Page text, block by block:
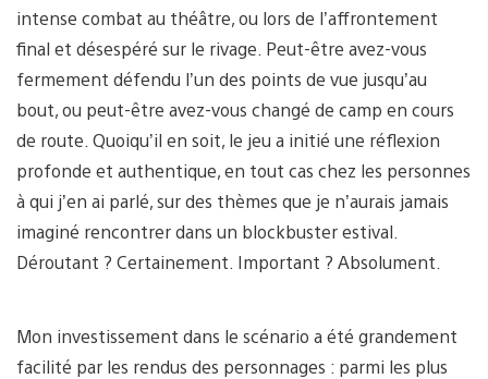
intense combat au théâtre, ou lors de l’affrontement
final et désespéré sur le rivage. Peut-être avez-vous
fermement défendu l’un des points de vue jusqu’au
bout, ou peut-être avez-vous changé de camp en cours
de route. Quoiqu’il en soit, le jeu a initié une réflexion
profonde et authentique, en tout cas chez les personnes
à qui j’en ai parlé, sur des thèmes que je n’aurais jamais
imaginé rencontrer dans un blockbuster estival.
Déroutant ? Certainement. Important ? Absolument.
Mon investissement dans le scénario a été grandement
facilité par les rendus des personnages : parmi les plus